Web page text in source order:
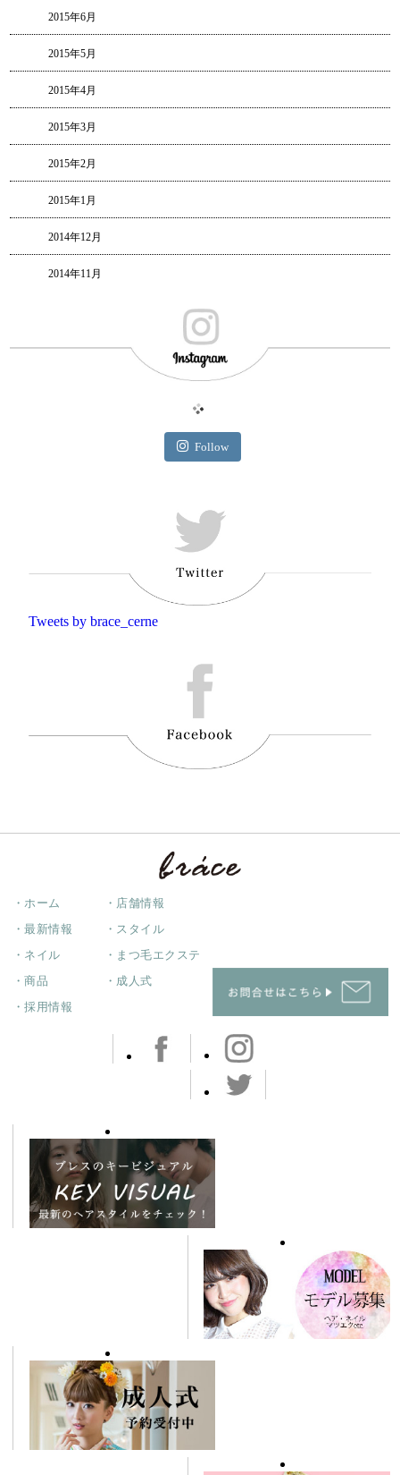
2015年6月
2015年5月
2015年4月
2015年3月
2015年2月
2015年1月
2014年12月
2014年11月
Follow
Tweets by brace_cerne
・ホーム ・店舗情報
・最新情報 ・スタイル
・ネイル ・まつ毛エクステ
・商品 ・成人式
・採用情報